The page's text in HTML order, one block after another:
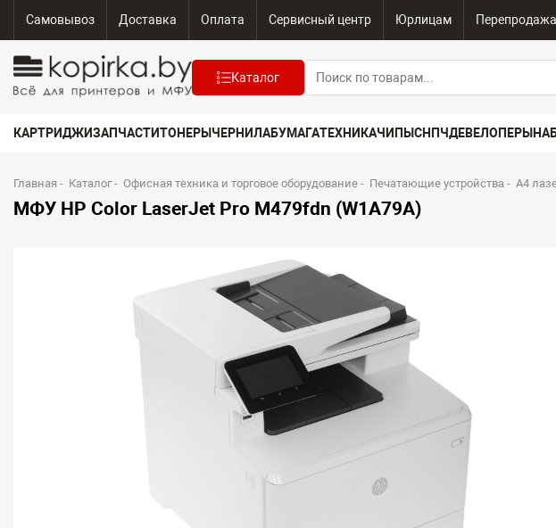
Самовывоз Доставка Оплата Сервисный центр Юрлицам
Каталог
КАРТРИДЖИЗАПЧАСТИТОНЕРЫ ЧЕРНИЛАБУМАГАТЕХНИКАЧИПЫСНПЧДЕВЕЛОПЕРЫ
Главная - Каталог - Офисная техника и торговое оборудование - Печатающие устройства - A4
МФУ HP Color LaserJet Pro M479fdn (W1A79A)